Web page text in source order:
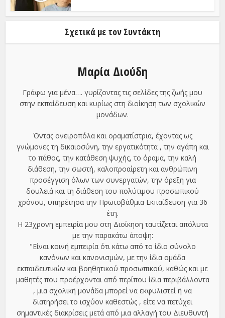
Σχετικά με τον Συντάκτη
Μαρία Διούδη
Γράφω για μένα…. γυρίζοντας τις σελίδες της ζωής μου
στην εκπαίδευση και κυρίως στη διοίκηση των σχολικών
μονάδων.
Όντας ονειροπόλα και οραματίστρια, έχοντας ως
γνώμονες τη δικαιοσύνη, την εργατικότητα , την αγάπη και
το πάθος, την κατάθεση ψυχής, το όραμα, την καλή
διάθεση, την σωστή, καλοπροαίρετη και ανθρώπινη
προσέγγιση όλων των συνεργατών, την όρεξη για
δουλειά και τη διάθεση του πολύτιμου προσωπικού
χρόνου, υπηρέτησα την Πρωτοβάθμια Εκπαίδευση για 36
έτη.
Η 23χρονη εμπειρία μου στη Διοίκηση ταυτίζεται απόλυτα
με την παρακάτω άποψη:
"Είναι κοινή εμπειρία ότι κάτω από το ίδιο σύνολο
κανόνων και κανονισμών, με την ίδια ομάδα
εκπαιδευτικών και βοηθητικού προσωπικού, καθώς και με
μαθητές που προέρχονται από περίπου ίδια περιβάλλοντα
, μια σχολική μονάδα μπορεί να εκφυλιστεί ή να
διατηρήσει το ισχύον καθεστώς , είτε να πετύχει
σημαντικές διακρίσεις μετά από μια αλλαγή του Διευθυντή